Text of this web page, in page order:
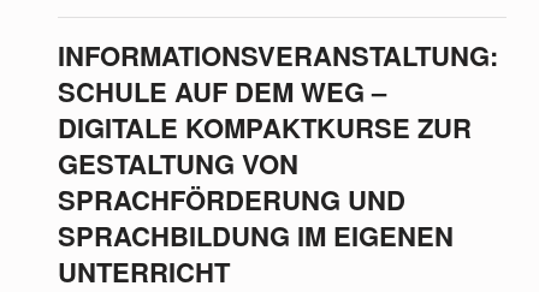
INFORMATIONSVERANSTALTUNG:
SCHULE AUF DEM WEG –
DIGITALE KOMPAKTKURSE ZUR
GESTALTUNG VON
SPRACHFÖRDERUNG UND
SPRACHBILDUNG IM EIGENEN
UNTERRICHT